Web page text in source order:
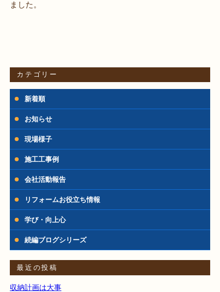
ました。
カテゴリー
新着順
お知らせ
現場様子
施工工事例
会社活動報告
リフォームお役立ち情報
学び・向上心
続編ブログシリーズ
最近の投稿
収納計画は大事